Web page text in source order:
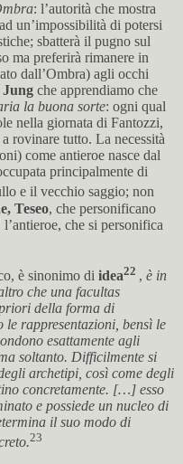
: l’autorità che mostra
un’impossibilità di potersi
sbatterà il pugno sul
ma preferirà rimanere in
dall’Ombra) agli occhi
Jung che apprendiamo che
la buona sorte: ogni qual
nella giornata di Fantozzi,
rovinare tutto. La necessità
come antieroe nasce dal
principalmente di
e il vecchio saggio; non
Teseo, che personificano
che si personifica
è sinonimo di idea22 , è in
che una facultas
della forma di
le rappresentazioni, bensì le
esattamente agli
soltanto. Difficilmente si
archetipi, così come degli
concretamente. […] esso
e possiede un nucleo di
il suo modo di
23